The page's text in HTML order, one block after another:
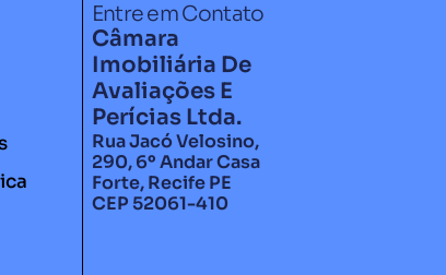
Entre em Contato
Câmara
Imobiliária De
Avaliações E
Perícias Ltda.
Rua Jacó Velosino,
290, 6º Andar Casa
Forte, Recife PE
CEP 52061-410